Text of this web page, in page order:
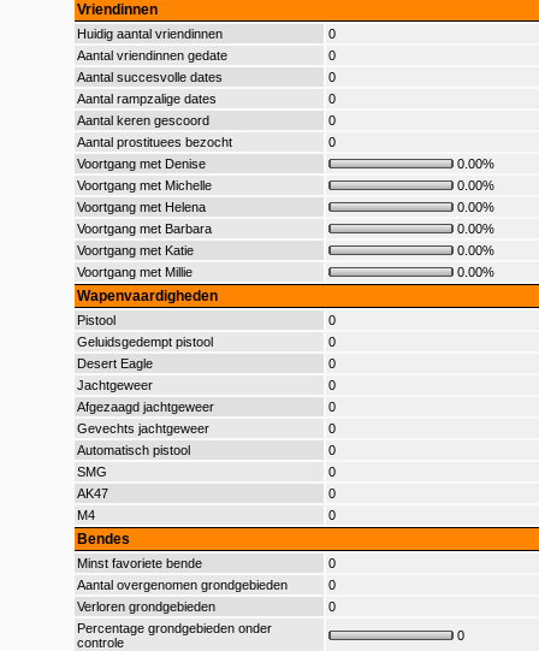
Vriendinnen
Huidig aantal vriendinnen
0
Aantal vriendinnen gedate
0
Aantal succesvolle dates
0
Aantal rampzalige dates
0
Aantal keren gescoord
0
Aantal prostituees bezocht
0
Voortgang met Denise
0.00%
Voortgang met Michelle
0.00%
Voortgang met Helena
0.00%
Voortgang met Barbara
0.00%
Voortgang met Katie
0.00%
Voortgang met Millie
0.00%
Wapenvaardigheden
Pistool
0
Geluidsgedempt pistool
0
Desert Eagle
0
Jachtgeweer
0
Afgezaagd jachtgeweer
0
Gevechts jachtgeweer
0
Automatisch pistool
0
SMG
0
AK47
0
M4
0
Bendes
Minst favoriete bende
0
Aantal overgenomen grondgebieden
0
Verloren grondgebieden
0
Percentage grondgebieden onder
controle
0